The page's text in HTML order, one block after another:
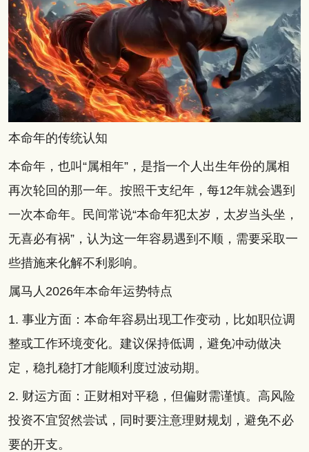
本命年的传统认知
本命年，也叫“属相年”，是指一个人出生年份的属相
再次轮回的那一年。按照干支纪年，每12年就会遇到
一次本命年。民间常说“本命年犯太岁，太岁当头坐，
无喜必有祸”，认为这一年容易遇到不顺，需要采取一
些措施来化解不利影响。
属马人2026年本命年运势特点
1. 事业方面：本命年容易出现工作变动，比如职位调
整或工作环境变化。建议保持低调，避免冲动做决
定，稳扎稳打才能顺利度过波动期。
2. 财运方面：正财相对平稳，但偏财需谨慎。高风险
投资不宜贸然尝试，同时要注意理财规划，避免不必
要的开支。